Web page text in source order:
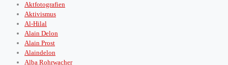
Aktfotografien
Aktivismus
Al-Hilal
Alain Delon
Alain Prost
Alaindelon
Alba Rohrwacher